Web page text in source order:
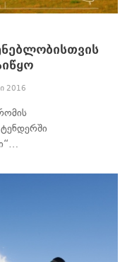
2016